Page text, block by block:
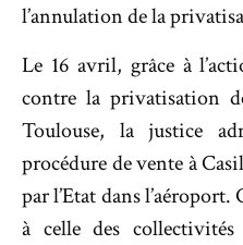
l’annulation de la
Le 16 avril, grâce à
contre la privatisation
Toulouse, la justice
procédure de vente à
par l’Etat dans l’aéroport.
à celle des